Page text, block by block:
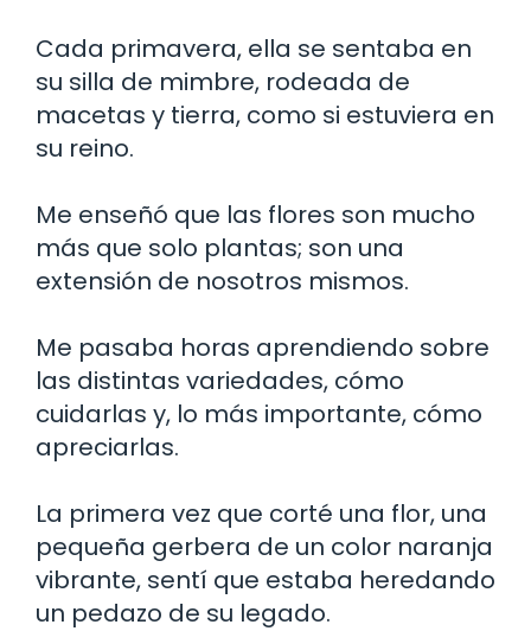
Cada primavera, ella se sentaba en
su silla de mimbre, rodeada de
macetas y tierra, como si estuviera en
su reino.
Me enseñó que las flores son mucho
más que solo plantas; son una
extensión de nosotros mismos.
Me pasaba horas aprendiendo sobre
las distintas variedades, cómo
cuidarlas y, lo más importante, cómo
apreciarlas.
La primera vez que corté una flor, una
pequeña gerbera de un color naranja
vibrante, sentí que estaba heredando
un pedazo de su legado.